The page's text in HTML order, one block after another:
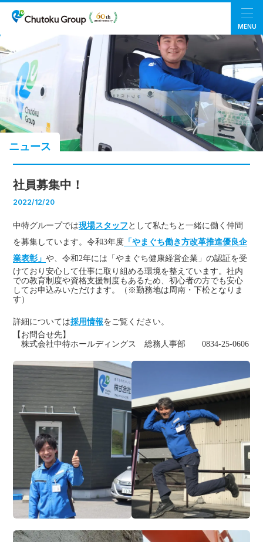
MENU
ニュース
社員募集中！
2022/12/20
中特グループでは現場スタッフ として私たちと一緒に働く仲間
を募集しています。令和3年度 「やまぐち働き方改革推進優良企
業表彰」や、令和2年には「やまぐち健康経営企業」の認証を受
けており安心して仕事に取り組める環境を整えています。社内
での教育制度や資格支援制度もあるため、初心者の方でも安心
してお申込みいただけます。（※勤務地は周南・下松となりま
す）
詳細については採用情報をご覧ください。
【お問合せ先】
株式会社中特ホールディングス 総務人事部 0834‐25‐0606